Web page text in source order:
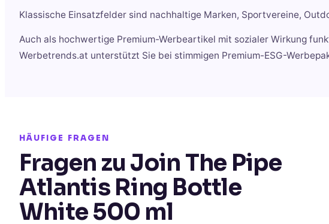
Klassische Einsatzfelder sind nachhaltige Marken, Sportvereine,
Auch als hochwertige Premium-Werbeartikel mit sozialer Wirkung
Werbetrends.at unterstützt Sie bei stimmigen Premium-ESG-
HÄUFIGE FRAGEN
Fragen zu Join The Pipe
Atlantis Ring Bottle
White 500 ml